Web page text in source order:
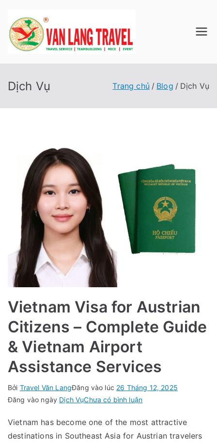
nội
dung
Du Lịch
LANG
Công ty TNHH Du
Dịch Vụ Trang chủ Blog Dịch Vụ
Vietnam Visa for Austrian
Citizens – Complete Guide
& Vietnam Airport
Assistance Services
Bởi Travel Văn LangĐăng vào lúc 26 Tháng 12, 2025
Đăng vào ngày Dịch VụChưa có bình luậntrong
Visa
for
Vietnam has become one of the most attractive
destinations in Southeast Asia for Austrian travelers